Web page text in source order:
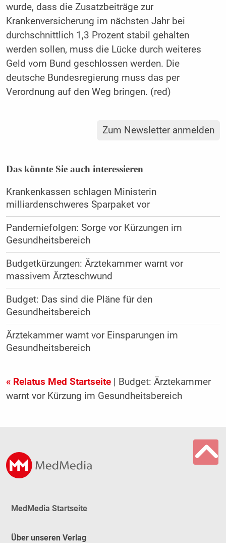
wurde, dass die Zusatzbeiträge zur
Krankenversicherung im nächsten Jahr bei
durchschnittlich 1,3 Prozent stabil gehalten
werden sollen, muss die Lücke durch weiteres
Geld vom Bund geschlossen werden. Die
deutsche Bundesregierung muss das per
Verordnung auf den Weg bringen. (red)
Zum Newsletter anmelden
Das könnte Sie auch interessieren
Krankenkassen schlagen Ministerin
milliardenschweres Sparpaket vor
Pandemiefolgen: Sorge vor Kürzungen im
Gesundheitsbereich
Budgetkürzungen: Ärztekammer warnt vor
massivem Ärzteschwund
Budget: Das sind die Pläne für den
Gesundheitsbereich
Ärztekammer warnt vor Einsparungen im
Gesundheitsbereich
« Relatus Med Startseite| Budget: Ärztekammer
warnt vor Kürzung im Gesundheitsbereich
MedMedia Startseite
Über unseren Verlag